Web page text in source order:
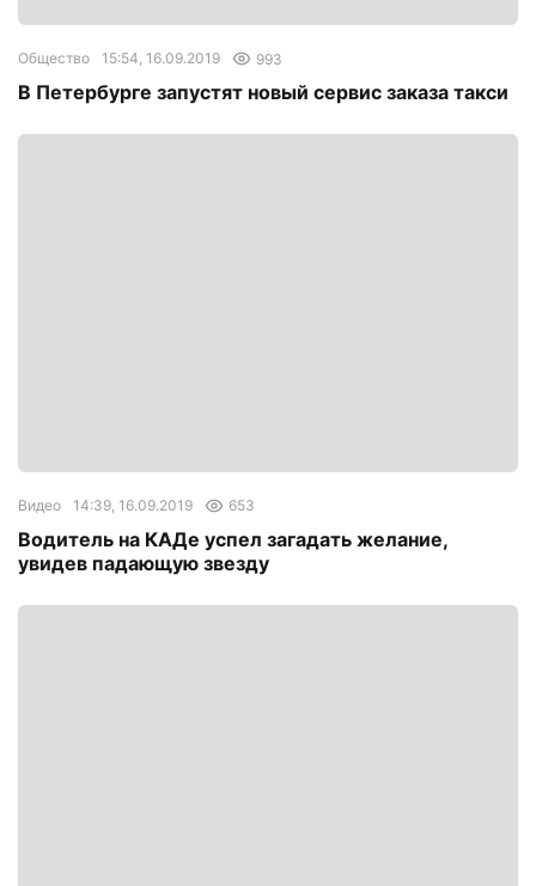
Общество 15:54, 16.09.2019 993
В Петербурге запустят новый сервис заказа такси
Видео 14:39, 16.09.2019 653
Водитель на КАДе успел загадать желание,
увидев падающую звезду